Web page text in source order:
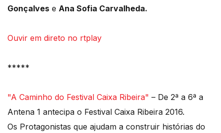
Gonçalves e Ana Sofia Carvalheda.
Ouvir em direto no rtplay
*****
"A Caminho do Festival Caixa Ribeira" – De 2ª a 6ª a
Antena 1 antecipa o Festival Caixa Ribeira 2016.
Os Protagonistas que ajudam a construir histórias do